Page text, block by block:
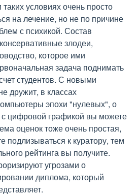
условиях очень просто
на лечение, но не по причине
с психикой. Состав
злодеи,
которое ими
задача поднимать
студентов. С новыми
дружит, в классах
эпохи "нулевых", о
цифровой графикой вы можете
оценок тоже очень простая,
подлизываться к куратору, тем
рейтинга вы получите.
угрозами о
диплома, который